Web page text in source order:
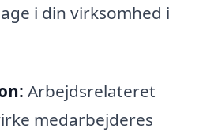
i din virksomhed i
Arbejdsrelateret
medarbejderes